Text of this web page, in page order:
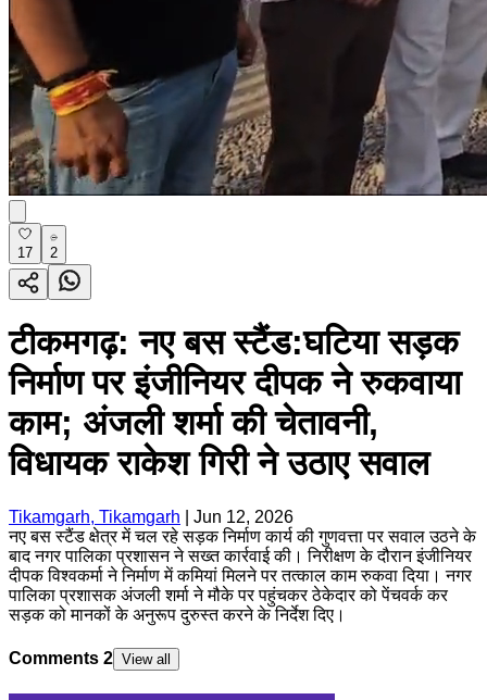
17 2
टीकमगढ़: नए बस स्टैंड:घटिया सड़क
निर्माण पर इंजीनियर दीपक ने रुकवाया
काम; अंजली शर्मा की चेतावनी,
विधायक राकेश गिरी ने उठाए सवाल
Tikamgarh, Tikamgarh
Jun 12, 2026
नए बस स्टैंड क्षेत्र में चल रहे सड़क निर्माण कार्य की गुणवत्ता पर सवाल उठने के
बाद नगर पालिका प्रशासन ने सख्त कार्रवाई की। निरीक्षण के दौरान इंजीनियर
दीपक विश्वकर्मा ने निर्माण में कमियां मिलने पर तत्काल काम रुकवा दिया। नगर
पालिका प्रशासक अंजली शर्मा ने मौके पर पहुंचकर ठेकेदार को पेंचवर्क कर
सड़क को मानकों के अनुरूप दुरुस्त करने के निर्देश दिए।
Comments 2 View all